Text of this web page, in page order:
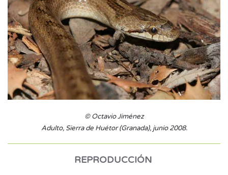
© Octavio Jiménez
Adulto, Sierra de Huétor (Granada), junio 2008.
REPRODUCCIÓN